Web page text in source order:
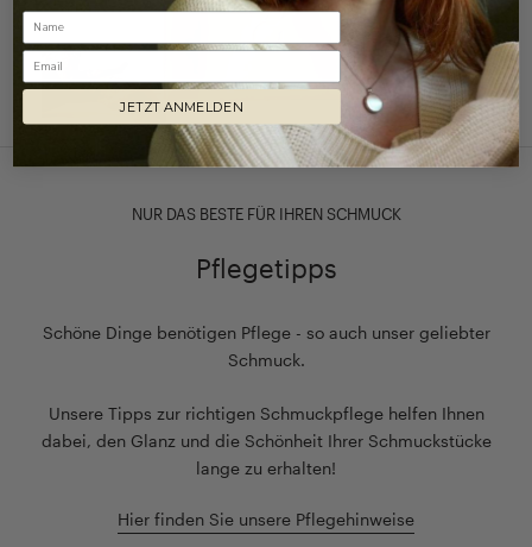
NUR DAS BESTE FÜR IHREN SCHMUCK
Pflegetipps
Schöne Dinge benötigen Pflege - so auch unser geliebter
Schmuck.
Unsere Tipps zur richtigen Schmuckpflege helfen Ihnen
dabei, den Glanz und die Schönheit Ihrer Schmuckstücke
lange zu erhalten!
Hier finden Sie unsere Pflegehinweise
Email
JETZT ANMELDEN